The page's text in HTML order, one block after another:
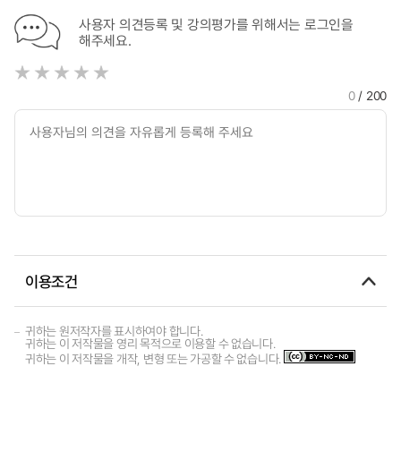
사용자 의견등록 및 강의평가를 위해서는 로그인을
해주세요.
0/ 200
이용조건
귀하는 원저작자를 표시하여야 합니다.
귀하는 이 저작물을 영리 목적으로 이용할 수 없습니다.
귀하는 이 저작물을 개작, 변형 또는 가공할 수 없습니다.